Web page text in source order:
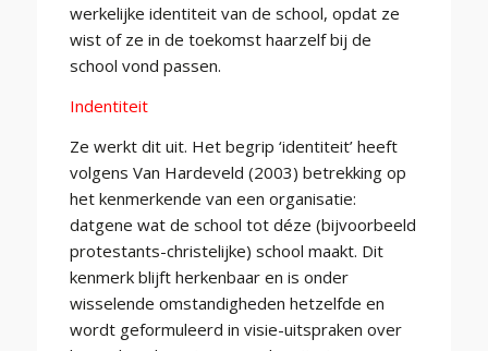
werkelijke identiteit van de school, opdat ze
wist of ze in de toekomst haarzelf bij de
school vond passen.
Indentiteit
Ze werkt dit uit. Het begrip ‘identiteit’ heeft
volgens Van Hardeveld (2003) betrekking op
het kenmerkende van een organisatie:
datgene wat de school tot déze (bijvoorbeeld
protestants-christelijke) school maakt. Dit
kenmerk blijft herkenbaar en is onder
wisselende omstandigheden hetzelfde en
wordt geformuleerd in visie-uitspraken over